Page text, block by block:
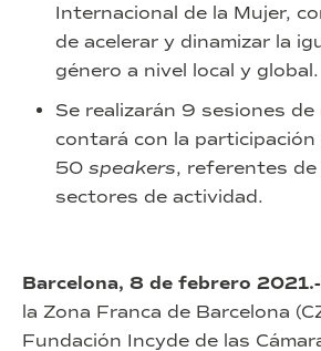
Internacional de la Mujer,
de acelerar y dinamizar la
género a nivel local y global.
Se realizarán 9 sesiones
contará con la participación
50 speakers, referentes
sectores de actividad.
Barcelona, 8 de febrero 2021.-
la Zona Franca de Barcelona
Fundación Incyde de las